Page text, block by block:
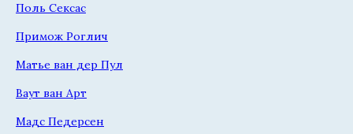
Поль Сексас
Примож Роглич
Матье ван дер Пул
Ваут ван Арт
Мадс Педерсен